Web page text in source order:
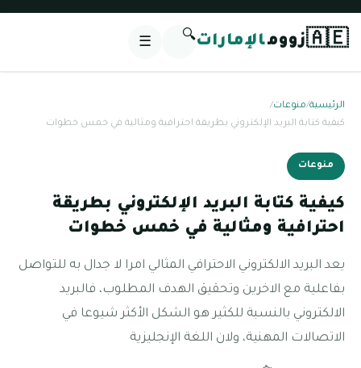
🇦🇪زوومالإمارات🔍
☰
الرئيسية/منوعات/
كيفية كتابة البريد الإلكتروني بطريقة احترافية ومثالية في خمس خطوات
منوعات
كيفية كتابة البريد الإلكتروني بطريقة
احترافية ومثالية في خمس خطوات
يعد البريد الالكتروني الاحترافي المثالي امرا لا جدال به للتواصل
بفاعلية مع الاخرين وتحقيق الهدف المطلوب، فالبريد
الالكتروني بالنسبة للكثير هو الشكل الأكثر شيوعا في
الاتصالات المهنية، ولان اللغة الإنجليزية